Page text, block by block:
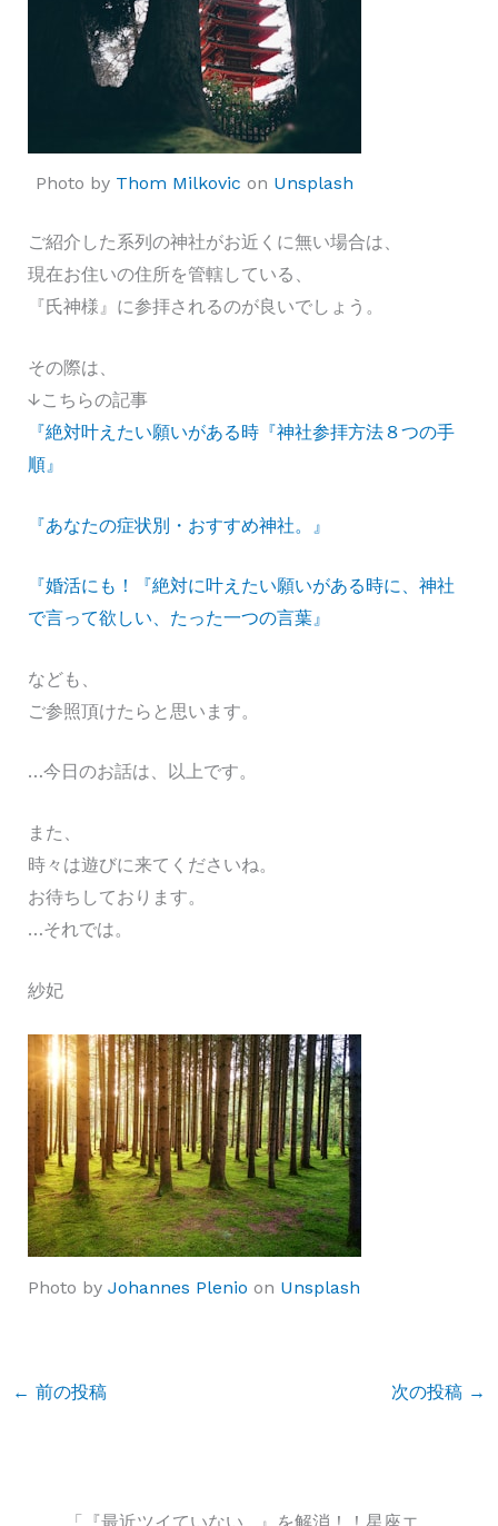
Photo by Thom Milkovic on Unsplash
ご紹介した系列の神社がお近くに無い場合は、
現在お住いの住所を管轄している、
『氏神様』に参拝されるのが良いでしょう。
その際は、
↓こちらの記事
『絶対叶えたい願いがある時『神社参拝方法８つの手
順』
『あなたの症状別・おすすめ神社。』
『婚活にも！『絶対に叶えたい願いがある時に、神社
で言って欲しい、たった一つの言葉』
なども、
ご参照頂けたらと思います。
…今日のお話は、以上です。
また、
時々は遊びに来てくださいね。
お待ちしております。
…それでは。
紗妃
Photo byJohannes Plenio on Unsplash
← 前の投稿 次の投稿 →